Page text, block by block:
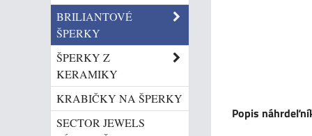
Popis
BRILIANTOVÉ
ŠPERKY
ŠPERKY Z
KERAMIKY
KRABIČKY NA ŠPERKY
SECTOR JEWELS